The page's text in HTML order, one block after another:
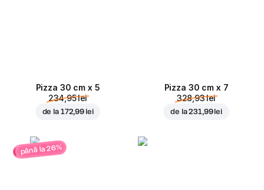
Pizza 30 cm x 5
234,95 lei
de la 172,99 lei
Pizza 30 cm x 7
328,93 lei
de la231,99 lei
până la 26%